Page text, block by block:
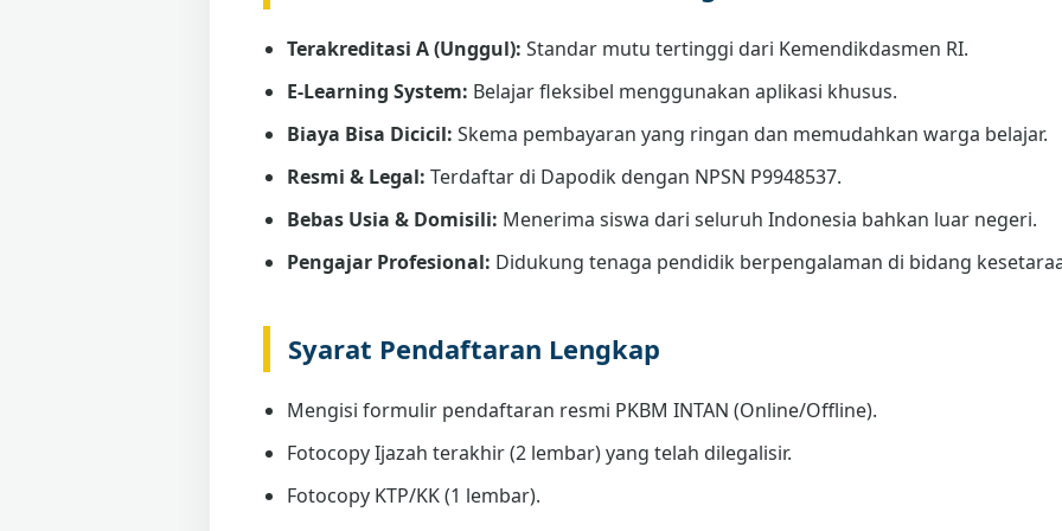
Terakreditasi A (Unggul): Standar mutu tertinggi dari Kemendikdasmen RI.
E-Learning System: Belajar fleksibel menggunakan aplikasi khusus.
Biaya Bisa Dicicil: Skema pembayaran yang ringan dan memudahkan warga belajar.
Resmi & Legal: Terdaftar di Dapodik dengan NPSN P9948537.
Bebas Usia & Domisili: Menerima siswa dari seluruh Indonesia bahkan luar negeri.
Pengajar Profesional: Didukung tenaga pendidik berpengalaman di bidang
Syarat Pendaftaran Lengkap
Mengisi formulir pendaftaran resmi PKBM INTAN (Online/Offline).
Fotocopy Ijazah terakhir (2 lembar) yang telah dilegalisir.
Fotocopy KTP/KK (1 lembar).